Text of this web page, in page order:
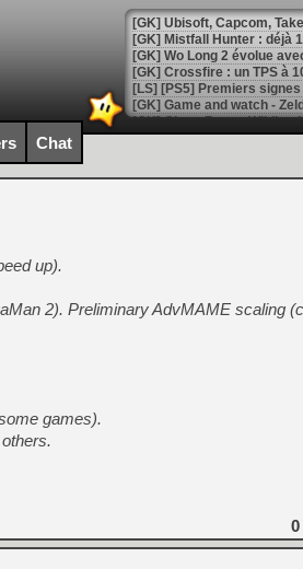
[GK] Mistfall Hunter : déjà
[GK] Wo Long 2 évolue
[GK] Crossfire : un TPS à
[LS] [PS5] Premiers
[Mo5] DOOM arrive en
[GK] Bethesda fête les 30
[GK] Roblox : l'action en
[GK] Agenda - GeForce
[GK] Devolver Digital en a
[LS] [PS5] ps5-y2jb-
[GK] Pourquoi Marvel
[GK] Test : Restory : Chill
[GK] GTA 6 : Rockstar
[GK] Hot Wheels Infinite
[GK] Mémoire cash -
[GK] Résultats Nintendo :
[GK] Déjà des
[Mo5] Brickboy cherche à
[GK] Minecraft et ses «
Chat
up).
2). Preliminary AdvMAME scaling
games).
0